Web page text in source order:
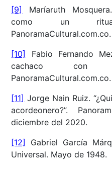
[9]
Maríaruth
como un
[10]
Fabio Fernando
cachaco con
[11] Jorge Nain Ruiz.
acordeonero?”.
diciembre del 2020.
[12]
Gabriel García
Universal. Mayo de 1948.